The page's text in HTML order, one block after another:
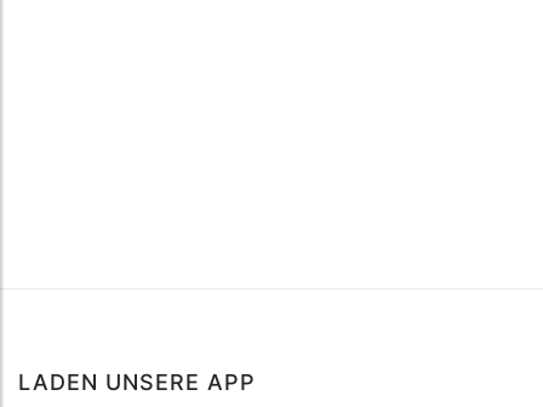
LADEN UNSERE APP